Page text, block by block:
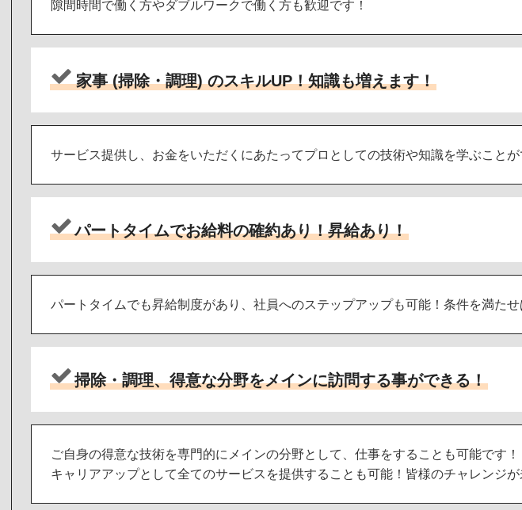
隙間時間で働く方やダブルワークで働く方も歓迎です！
家事 (掃除・調理) のスキルUP！知識も増えます！
サービス提供し、お金をいただくにあたってプロとしての技術や知識を学ぶことが
パートタイムでお給料の確約あり！昇給あり！
パートタイムでも昇給制度があり、社員へのステップアップも可能！条件を満た
掃除・調理、得意な分野をメインに訪問する事ができる！
ご自身の得意な技術を専門的にメインの分野として、仕事をすることも可能です！
キャリアアップとして全てのサービスを提供することも可能！皆様のチャレンジが